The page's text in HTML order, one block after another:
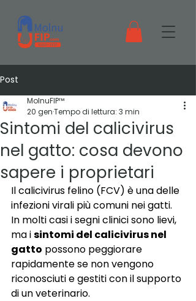
Post
Sintomi del calicivirus
nel gatto: cosa devono
sapere i proprietari
MolnuFIP™
20 genTempo di lettura: 3 min
Il calicivirus felino (FCV) è una delle
infezioni virali più comuni nei gatti.
In molti casi i segni clinici sono lievi,
ma i sintomi del calicivirus nel
gatto possono peggiorare
rapidamente se non vengono
riconosciuti e gestiti con il supporto
di un veterinario.